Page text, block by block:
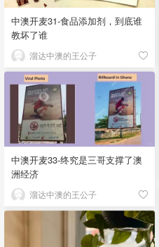
中澳开麦31-食品添加剂，到底谁
教坏了谁
溜达中澳的王公子
中澳开麦33-终究是三哥支撑了澳
洲经济
溜达中澳的王公子